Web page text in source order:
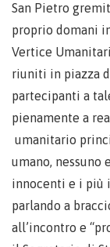
San Pietro
proprio domani
Vertice
riuniti in piazza
partecipanti a
pienamente a
umanitario
umano, nessuno
innocenti e i più
parlando a
all’incontro e